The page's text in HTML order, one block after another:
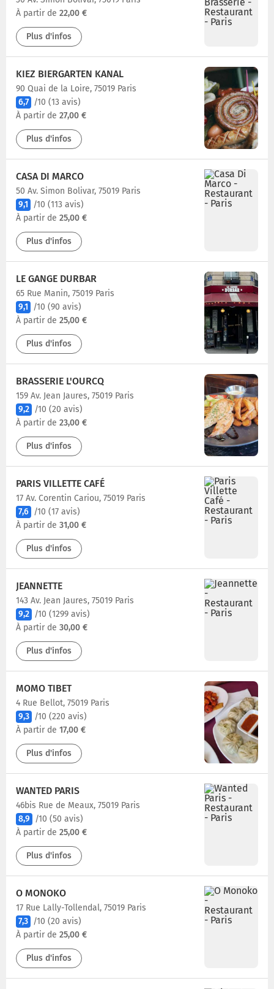
À partir de 22,00 €
Plus d'infos
KIEZ BIERGARTEN KANAL
90 Quai de la Loire, 75019 Paris
6,7 /10 (13 avis)
À partir de 27,00 €
Plus d'infos
CASA DI MARCO
50 Av. Simon Bolivar, 75019 Paris
9,1
/10 (113 avis)
À partir de 25,00 €
Plus d'infos
LE GANGE DURBAR
65 Rue Manin, 75019 Paris
9,1
/10 (90 avis)
À partir de 25,00 €
Plus d'infos
BRASSERIE L'OURCQ
159 Av. Jean Jaures, 75019 Paris
9,2 /10 (20 avis)
À partir de 23,00 €
Plus d'infos
PARIS VILLETTE CAFÉ
17 Av. Corentin Cariou, 75019 Paris
7,6 /10 (17 avis)
À partir de 31,00 €
Plus d'infos
JEANNETTE
143 Av. Jean Jaures, 75019 Paris
9,2 /10 (1299 avis)
À partir de 30,00 €
Plus d'infos
MOMO TIBET
4 Rue Bellot, 75019 Paris
9,3 /10 (220 avis)
À partir de 17,00 €
Plus d'infos
WANTED PARIS
46bis Rue de Meaux, 75019 Paris
8,9
/10 (50 avis)
À partir de 25,00 €
Plus d'infos
O MONOKO
17 Rue Lally-Tollendal, 75019 Paris
7,3 /10 (20 avis)
À partir de 25,00 €
Plus d'infos